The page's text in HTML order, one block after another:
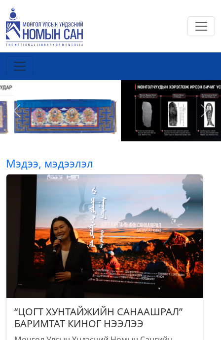
Previous Next
Мэдээ, мэдээлэл
“ЦОГТ ХУНТАЙЖИЙН САНААШРАЛ”
БАРИМТАТ КИНОГ НЭЭЛЭЭ